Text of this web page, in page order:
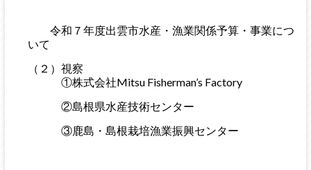
令和７年度出雲市水産・漁業関係予算・事業につ
いて
（２）視察
①株式会社Mitsu Fisherman’s Factory
②島根県水産技術センター
③鹿島・島根栽培漁業振興センター